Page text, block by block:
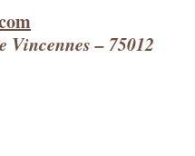
Vincennes – 75012